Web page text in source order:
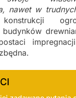
nawet w
budynków